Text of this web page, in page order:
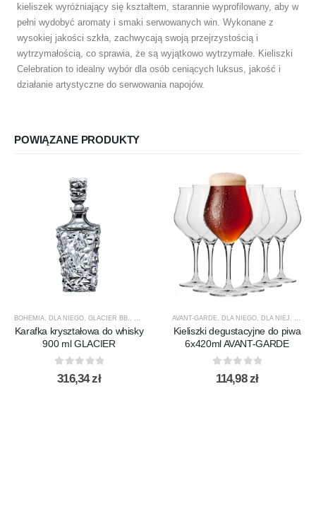
kieliszek wyróżniający się kształtem, starannie wyprofilowany, aby w
pełni wydobyć aromaty i smaki serwowanych win. Wykonane z
wysokiej jakości szkła, zachwycają swoją przejrzystością i
wytrzymałością, co sprawia, że ​​są wyjątkowo wytrzymałe. Kieliszki
Celebration to idealny wybór dla osób ceniących luksus, jakość i
działanie artystyczne do serwowania napojów.
POWIĄZANE PRODUKTY
BOHEMIA, DLA NIEGO, GLACIER BB. , KARAFKI KARAFKI DO WHISKY ,PREZENTY,
Karafka kryształowa do whisky
900 ml GLACIER
0out of 5
316,34zł
AVANT-GARDE, DLA NIEGO, DLA NIEJ ,
Kieliszki degustacyjne do piwa
6x420ml AVANT-GARDE
0out of 5
114,98zł